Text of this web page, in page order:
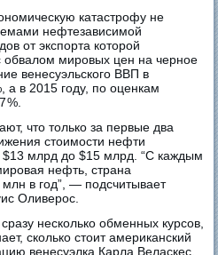
катастрофу не
нефтезависимой
от экспорта которой
обвалом мировых цен на черное
венесуэльского ВВП в
а в 2015 году, по оценкам
%.
что только за первые два
стоимости нефти
$13 млрд до $15 млрд. “С каждым
нефть, страна
в год”, — подсчитывает
Оливерос.
несколько обменных курсов,
сколько стоит американский
венесуэлка Карла Веласкес.